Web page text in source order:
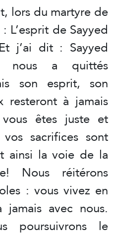
lors du martyre de
de Sayyed
j’ai dit : Sayyed
nous a quittés
son esprit, son
à jamais
êtes juste et
sacrifices sont
ainsi la voie de la
Nous réitérons
: vous vivez en
avec nous.
poursuivrons le